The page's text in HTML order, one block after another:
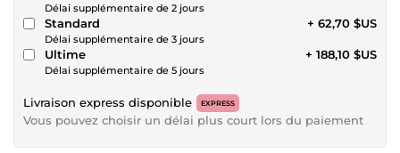
Délai supplémentaire de 2 jours
Standard
Délai supplémentaire de 3 jours
+ 62,70 $US
Ultime
Délai supplémentaire de 5 jours
+ 188,10 $US
Livraison express disponible EXPRESS
Vous pouvez choisir un délai plus court lors du paiement